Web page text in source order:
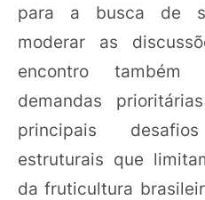
para a busca de
moderar as
encontro também
demandas
principais
estruturais que
da fruticultura